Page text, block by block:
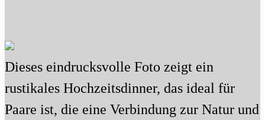
Dieses eindrucksvolle Foto zeigt ein
rustikales Hochzeitsdinner, das ideal für
Paare ist, die eine Verbindung zur Natur und